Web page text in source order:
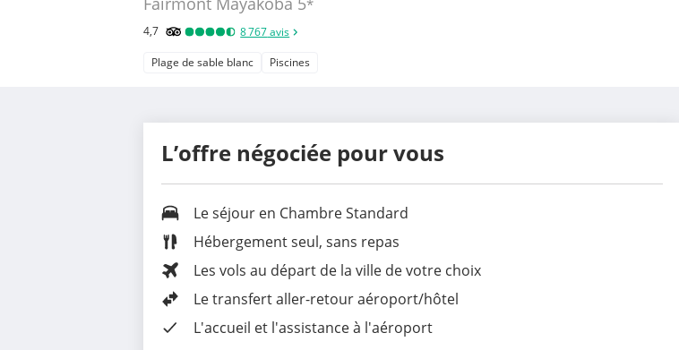
*
4,7 8 767avis
Plage de sable blanc Piscines
L’offre négociée pour vous
Le séjour en Chambre Standard
Hébergement seul, sans repas
Les vols au départ de la ville de votre choix
Letransfert aller-retour aéroport/hôtel
L'accueil et l'assistance à l'aéroport